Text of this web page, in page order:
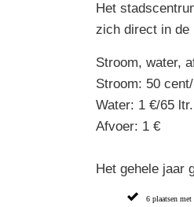
Het
zich direct in de
Stroom, water,
Stroom: 50
Water: 1 €/65 ltr.
Afvoer: 1 €
Het gehele jaar
6 plaatsen